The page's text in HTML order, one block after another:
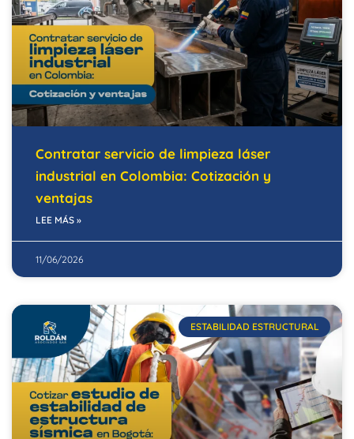
Contratar servicio de limpieza láser
industrial en Colombia: Cotización y
ventajas
LEE MÁS »
11/06/2026
ESTABILIDAD ESTRUCTURAL